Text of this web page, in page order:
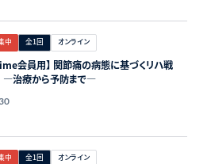
中 全1回 オンライン
会員用】 関節痛の病態に基づくリハ戦
治療から予防まで―
中 全1回 オンライン